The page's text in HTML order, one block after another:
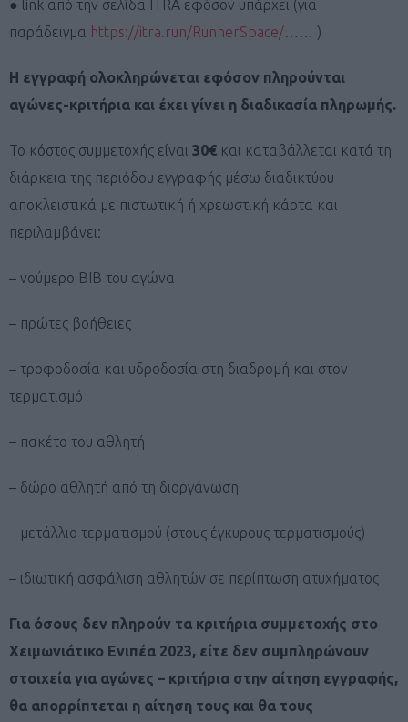
● link από την σελίδα ITRA εφόσον υπάρχει (για
παράδειγμα https://itra.run/RunnerSpace/…… )
Η εγγραφή ολοκληρώνεται εφόσον πληρούνται
αγώνες-κριτήρια και έχει γίνει η διαδικασία πληρωμής.
Το κόστος συμμετοχής είναι 30€ και καταβάλλεται κατά τη
διάρκεια της περιόδου εγγραφής μέσω διαδικτύου
αποκλειστικά με πιστωτική ή χρεωστική κάρτα και
περιλαμβάνει:
– νούμερο BIB του αγώνα
– πρώτες βοήθειες
– τροφοδοσία και υδροδοσία στη διαδρομή και στον
τερματισμό
– πακέτο του αθλητή
– δώρο αθλητή από τη διοργάνωση
– μετάλλιο τερματισμού (στους έγκυρους τερματισμούς)
– ιδιωτική ασφάλιση αθλητών σε περίπτωση ατυχήματος
Για όσους δεν πληρούν τα κριτήρια συμμετοχής στο
Χειμωνιάτικο Ενιπέα 2023, είτε δεν συμπληρώνουν
στοιχεία για αγώνες – κριτήρια στην αίτηση εγγραφής,
θα απορρίπτεται η αίτηση τους και θα τους